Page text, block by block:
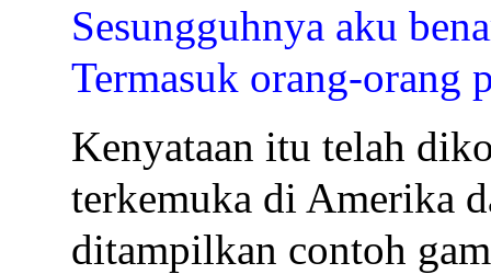
Sesungguhnya aku
Termasuk orang-orang
Kenyataan itu telah
terkemuka di Amerika
ditampilkan contoh